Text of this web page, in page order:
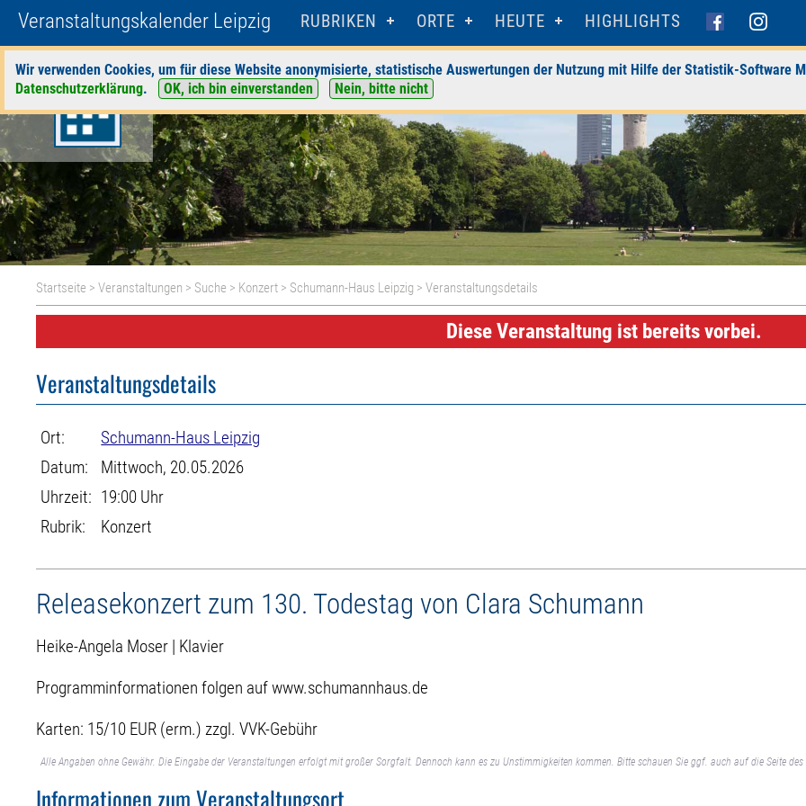
Veranstaltungskalender Leipzig RUBRIKEN ORTE HEUTE HIGHLIGHTS
Wir verwenden Cookies, um für diese Website anonymisierte, statistische Auswertungen der Nutzung mit Hilfe der Statistik-Software
Datenschutzerklärung. OK, ich bin einverstanden Nein, bitte nicht
Startseite >Veranstaltungen > Suche > Konzert > Schumann-Haus Leipzig > Veranstaltungsdetails
Diese Veranstaltung ist bereits vorbei.
Veranstaltungsdetails
Ort:
Schumann-Haus Leipzig
Datum:
Mittwoch, 20.05.2026
Uhrzeit: 19:00 Uhr
Rubrik:
Konzert
Releasekonzert zum 130. Todestag von Clara Schumann
Heike-Angela Moser | Klavier
Programminformationen folgen auf www.schumannhaus.de
Karten: 15/10 EUR (erm.) zzgl. VVK-Gebühr
Alle Angaben ohne Gewähr. Die Eingabe der Veranstaltungen erfolgt mit großer Sorgfalt. Dennoch kann es zu Unstimmigkeiten kommen. Bitte schauen Sie ggf. auch auf die Seite
Informationen zum Veranstaltungsort